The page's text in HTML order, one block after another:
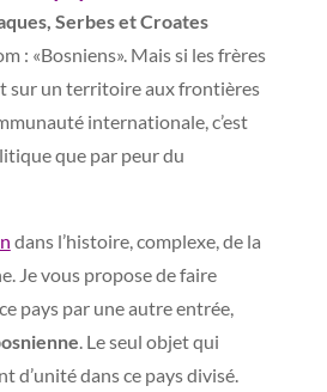
Serbes et Croates
: «Bosniens». Mais si les frères
sur un territoire aux frontières
internationale, c’est
que par peur du
dans l’histoire, complexe, de la
Je vous propose de faire
pays par une autre entrée,
. Le seul objet qui
d’unité dans ce pays divisé.